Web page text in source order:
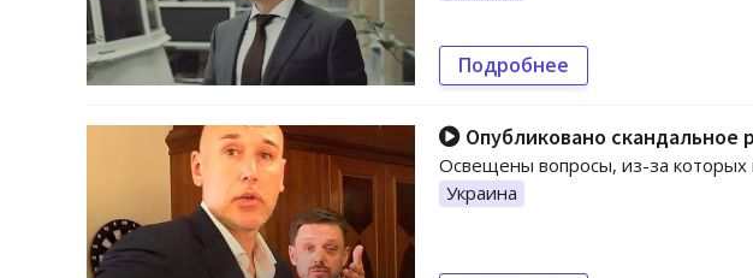
Подробнее
Опубликовано скандальное
Освещены вопросы, из-за которых
Украина